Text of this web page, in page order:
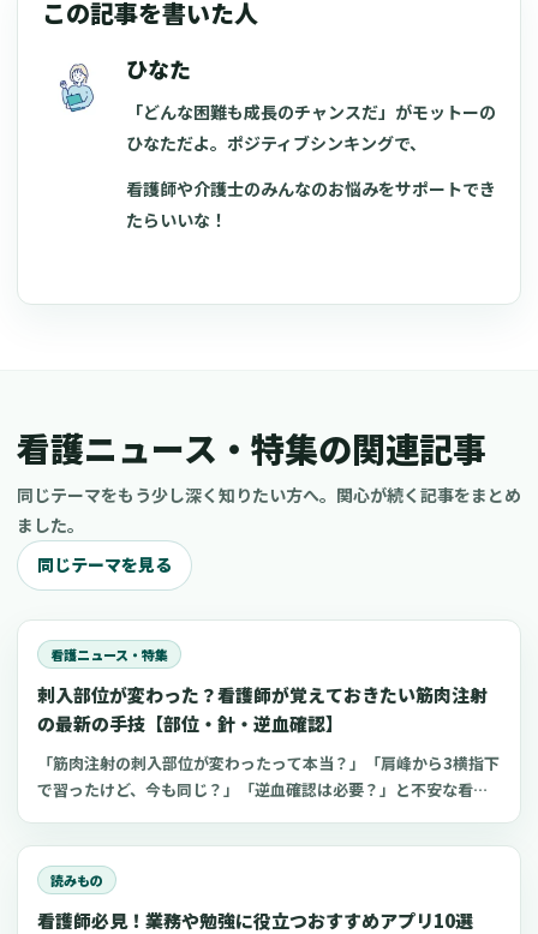
この記事を書いた人
ひなた
「どんな困難も成長のチャンスだ」がモットーの
ひなただよ。ポジティブシンキングで、
看護師や介護士のみんなのお悩みをサポートでき
たらいいな！
看護ニュース・特集の関連記事
同じテーマをもう少し深く知りたい方へ。関心が続く記事をまとめ
ました。
同じテーマを見る
看護ニュース・特集
刺入部位が変わった？看護師が覚えておきたい筋肉注射
の最新の手技【部位・針・逆血確認】
「筋肉注射の刺入部位が変わったって本当？」「肩峰から3横指下
で習ったけど、今も同じ？」「逆血確認は必要？」と不安な看護
び方、針のゲージと長さ、皮下注射との違い、神経損傷やSIRVA
を避けるポイント、ワクチン接種時の手順までわかりやすく解説
します。
読みもの
看護師必見！業務や勉強に役立つおすすめアプリ10選